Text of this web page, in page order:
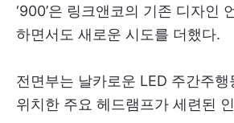
‘900’은 링크앤코의 기존 디자인
하면서도 새로운 시도를 더했다.
전면부는 날카로운 LED 주간주행
위치한 주요 헤드램프가 세련된